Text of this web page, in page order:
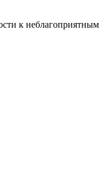
к неблагоприятным